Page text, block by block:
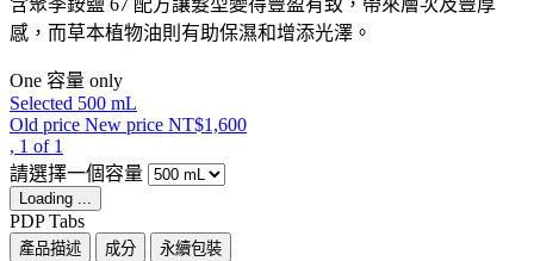
感，而草本植物油則有助保濕和增添光澤。
One 容量 only
Selected 500 mL
Old price New price NT$1,600
, 1 of 1
請選擇一個容量
Loading ...
PDP Tabs
產品描述 成分 永續包裝